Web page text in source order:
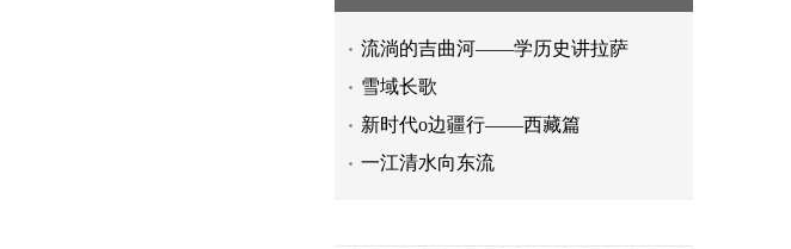
流淌的吉曲河——学历史讲拉萨
雪域长歌
新时代o边疆行——西藏篇
一江清水向东流